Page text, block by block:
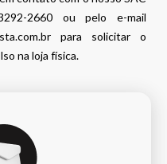
2660 ou pelo e-mail
para solicitar o
na loja física.